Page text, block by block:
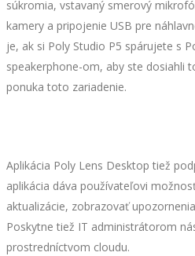
súkromia, vstavaný smerový
kamery a pripojenie USB pre
je, ak si Poly Studio P5 spárujete s
speakerphone-om, aby ste dosiahli
ponuka toto zariadenie.
Aplikácia Poly Lens Desktop tiež
aplikácia dáva používateľovi
aktualizácie, zobrazovať
Poskytne tiež IT administrátorom
prostredníctvom cloudu.